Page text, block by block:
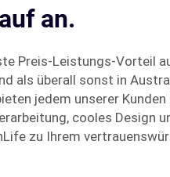
an.
Preis-Leistungs-Vorteil
als überall sonst in
jedem unserer
cooles Design
zu Ihrem